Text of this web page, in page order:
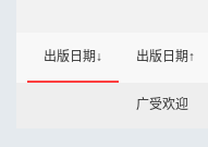
出版日期↓ 出版日期↑
广受欢迎